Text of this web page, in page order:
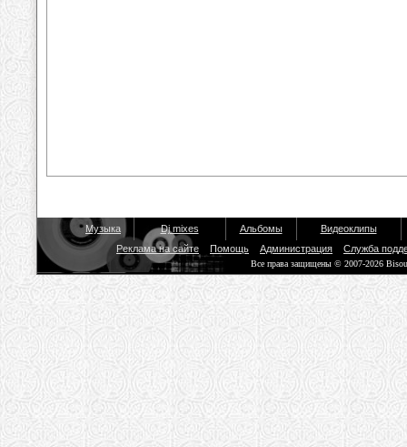
Музыка Dj mixes Альбомы
Видеоклипы
Реклама на сайте
Помощь Администрация Служба
Все права защищены © 2007-2026